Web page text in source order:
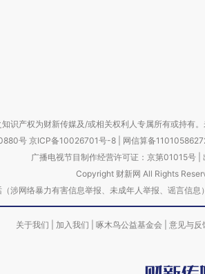
识产权为财新传媒及/或相关权利人专属所有或持有
号京ICP备10026701号-8 网信算备
广播电视节目制作经营许可证：京第01015号|
Copyright 财新网 All Rights
（涉网络暴力有害信息举报、未成年人举报、谣言
关于我们 加入我们 啄木鸟公益基金会 意见与反